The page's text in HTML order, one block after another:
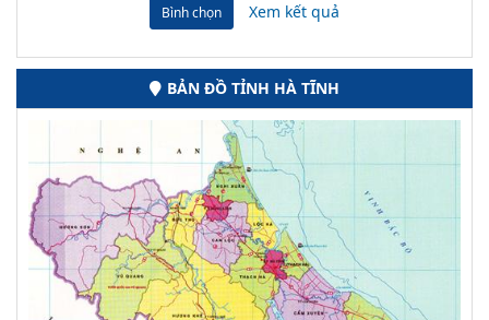
Bình chọn Xem kết quả
BẢN ĐỒ TỈNH HÀ TĨNH